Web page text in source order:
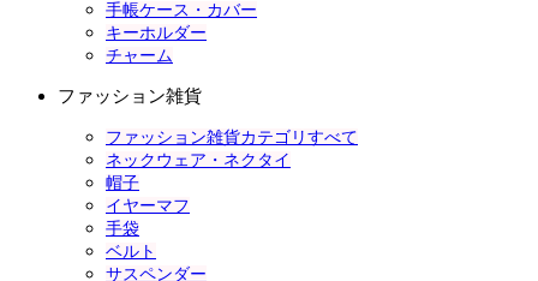
手帳ケース・カバー
キーホルダー
チャーム
ファッション雑貨
ファッション雑貨カテゴリすべて
ネックウェア・ネクタイ
帽子
イヤーマフ
手袋
ベルト
サスペンダー